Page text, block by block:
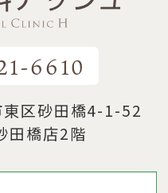
6610
区砂田橋4-1-52
橋店2階